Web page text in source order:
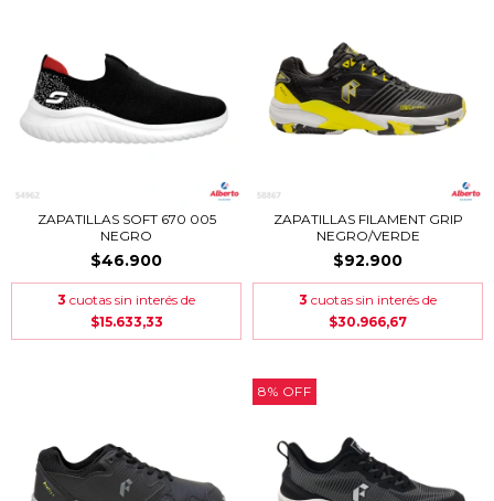
ZAPATILLAS SOFT 670 005
NEGRO
$46.900
3 cuotas sin interés de
$15.633,33
ZAPATILLAS FILAMENT GRIP
NEGRO/VERDE
$92.900
3 cuotas sin interés de
$30.966,67
8% OFF